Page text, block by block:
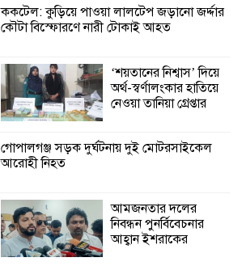
শ্রীউলা ইউনিয়ন
বিএনপির ২নং ওয়ার্ডের
শ্যামনগরে জলবায়ু সহনশীল জনগোষ্ঠী গঠনে
প্রকল্পের অংশগ্রহণমূলক শিখন ও অভিজ্ঞতা
ককটেল: কুড়িয়ে পাওয়া লালটেপ জড়ানো জর্দ্দার
কৌটা বিস্ফোরণে নারী টোকাই আহত
‘শয়তানের নিশ্বাস’ দিয়ে
অর্থ-স্বর্ণালংকার হাতিয়ে
নেওয়া তানিয়া গ্রেপ্তার
গোপালগঞ্জ সড়ক দুর্ঘটনায় দুই মোটরসাইকেল
আরোহী নিহত
আমজনতার দলের
নিবন্ধন পুনর্বিবেচনার
আহ্বান ইশরাকের